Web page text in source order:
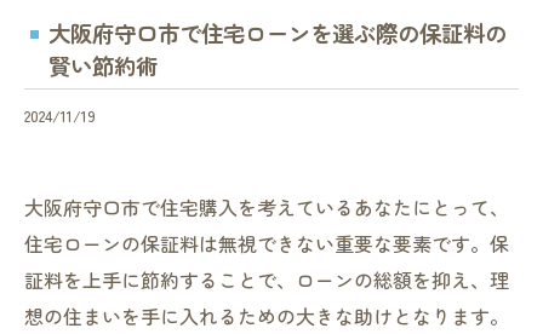
大阪府守口市で住宅ローンを選ぶ際の保証料の
賢い節約術
2024/11/19
大阪府守口市で住宅購入を考えているあなたにとって、
住宅ローンの保証料は無視できない重要な要素です。保
証料を上手に節約することで、ローンの総額を抑え、理
想の住まいを手に入れるための大きな助けとなります。